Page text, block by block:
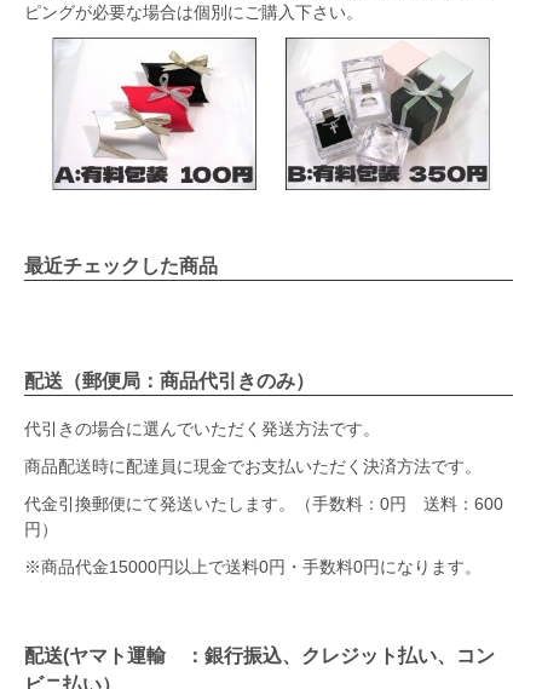
ピングが必要な場合は個別にご購入下さい。
最近チェックした商品
配送（郵便局：商品代引きのみ）
代引きの場合に選んでいただく発送方法です。
商品配送時に配達員に現金でお支払いただく決済方法です。
代金引換郵便にて発送いたします。（手数料：0円 送料：600
円）
※商品代金15000円以上で送料0円・手数料0円になります。
配送(ヤマト運輸 ：銀行振込、クレジット払い、コン
ビニ払い）